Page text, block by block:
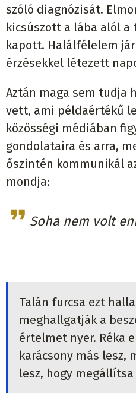
szóló diagnózisát.
kicsúszott a lába alól a
kapott. Halálfélelem
érzésekkel létezett
Aztán maga sem tudja
vett, ami példaértékű
közösségi médiában
gondolataira és arra,
őszintén kommunikál
mondja:
Soha nem volt
Talán furcsa ezt
meghallgatják a
értelmet nyer. Réka
karácsony más lesz,
lesz, hogy